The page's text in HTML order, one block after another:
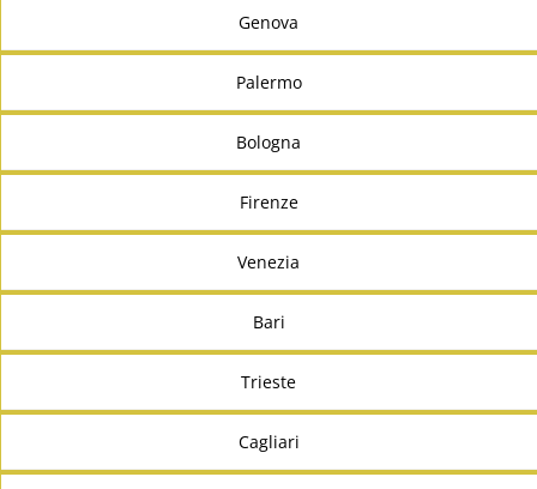
Genova
Palermo
Bologna
Firenze
Venezia
Bari
Trieste
Cagliari